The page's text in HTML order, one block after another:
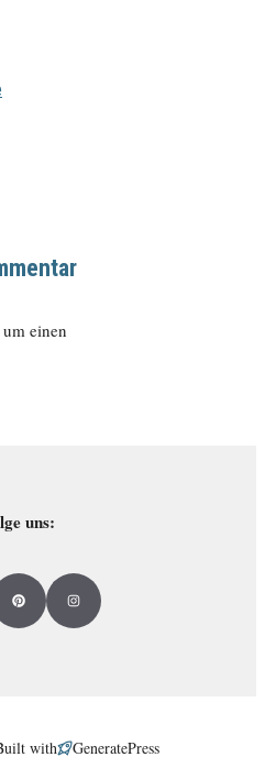
einen
uns:
with GeneratePress